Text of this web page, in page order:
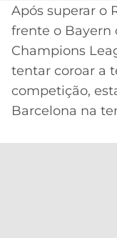
CÓDIGO
DE
BET365
CÓDIGO
SÃO
PAULO
A
COPA
DO
BRASIL
MERCADO
BOLA
PALPITES
Após superar o
frente o Bayern
Champions
tentar coroar a
competição,
Barcelona na